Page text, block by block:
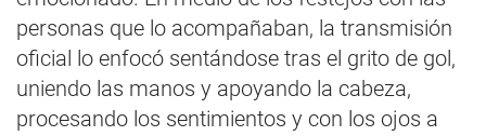
personas que lo acompañaban, la transmisión
oficial lo enfocó sentándose tras el grito de gol,
uniendo las manos y apoyando la cabeza,
procesando los sentimientos y con los ojos a